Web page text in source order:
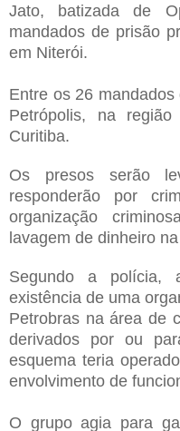
Jato, batizada de
mandados de prisão
em Niterói.
Entre os 26
Petrópolis, na
Curitiba.
Os presos serão
responderão por
organização
lavagem de dinheiro
Segundo a polícia,
existência de uma
Petrobras na área de
derivados por ou
esquema teria
envolvimento de
O grupo agia para